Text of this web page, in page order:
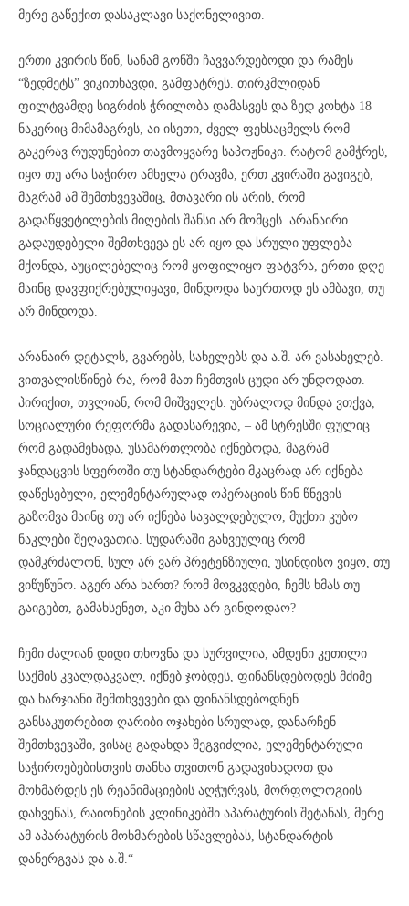
მერე გაწექით დასაკლავი საქონელივით.
ერთი კვირის წინ, სანამ გონში ჩავვარდებოდი და რამეს
“ზედმეტს” ვიკითხავდი, გამფატრეს. თირკმლიდან
ფილტვამდე სიგრძის ჭრილობა დამასვეს და ზედ კოხტა 18
ნაკერიც მიმამაგრეს, აი ისეთი, ძველ ფეხსაცმელს რომ
გაკერავ რუდუნებით თავმოყვარე საპოჟნიკი. რატომ გამჭრეს,
იყო თუ არა საჭირო ამხელა ტრავმა, ერთ კვირაში გავიგებ,
მაგრამ ამ შემთხვევაშიც, მთავარი ის არის, რომ
გადაწყვეტილების მიღების შანსი არ მომცეს. არანაირი
გადაუდებელი შემთხვევა ეს არ იყო და სრული უფლება
მქონდა, აუცილებელიც რომ ყოფილიყო ფატვრა, ერთი დღე
მაინც დავფიქრებულიყავი, მინდოდა საერთოდ ეს ამბავი, თუ
არ მინდოდა.
არანაირ დეტალს, გვარებს, სახელებს და ა.შ. არ ვასახელებ.
ვითვალისწინებ რა, რომ მათ ჩემთვის ცუდი არ უნდოდათ.
პირიქით, თვლიან, რომ მიშველეს. უბრალოდ მინდა ვთქვა,
სოციალური რეფორმა გადასარევია, – ამ სტრესში ფულიც
რომ გადამეხადა, უსამართლობა იქნებოდა, მაგრამ
ჯანდაცვის სფეროში თუ სტანდარტები მკაცრად არ იქნება
დაწესებული, ელემენტარულად ოპერაციის წინ წნევის
გაზომვა მაინც თუ არ იქნება სავალდებულო, მუქთი კუბო
ნაკლები შეღავათია. სუდარაში გახვეულიც რომ
დამკრძალონ, სულ არ ვარ პრეტენზიული, უსინდისო ვიყო, თუ
ვიწუწუნო. აგერ არა ხართ? რომ მოვკვდები, ჩემს ხმას თუ
გაიგებთ, გამახსენეთ, აკი მუხა არ გინდოდაო?
ჩემი ძალიან დიდი თხოვნა და სურვილია, ამდენი კეთილი
საქმის კვალდაკვალ, იქნებ ჯობდეს, ფინანსდებოდეს მძიმე
და ხარჯიანი შემთხვევები და ფინანსდებოდნენ
განსაკუთრებით ღარიბი ოჯახები სრულად, დანარჩენ
შემთხვევაში, ვისაც გადახდა შეგვიძლია, ელემენტარული
საჭიროებებისთვის თანხა თვითონ გადავიხადოთ და
მოხმარდეს ეს რეანიმაციების აღჭურვას, მორფოლოგიის
დახვეწას, რაიონების კლინიკებში აპარატურის შეტანას, მერე
ამ აპარატურის მოხმარების სწავლებას, სტანდარტის
დანერგვას და ა.შ.“